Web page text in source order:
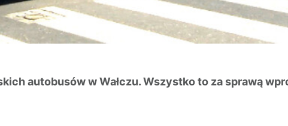
autobusów w Wałczu. Wszystko to za sprawą